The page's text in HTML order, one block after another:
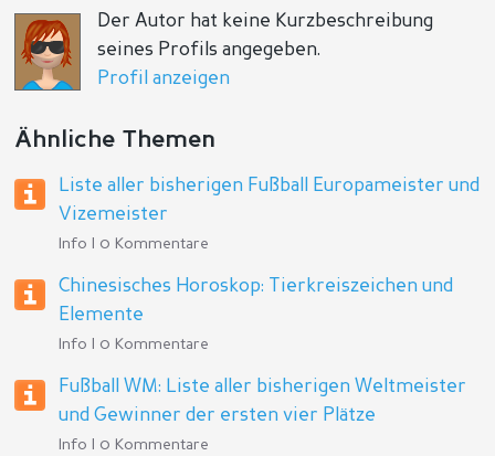
Der Autor hat keine Kurzbeschreibung
seines Profils angegeben.
Profil anzeigen
Ähnliche Themen
Liste aller bisherigen Fußball Europameister und
Vizemeister
Info | 0 Kommentare
Chinesisches Horoskop: Tierkreiszeichen und
Elemente
Info | 0 Kommentare
Fußball WM: Liste aller bisherigen Weltmeister
und Gewinner der ersten vier Plätze
Info | 0 Kommentare